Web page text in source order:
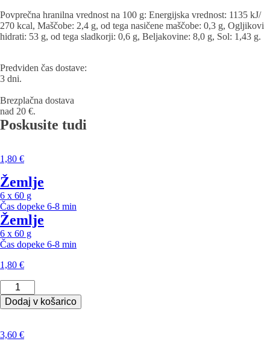
Povprečna hranilna vrednost na 100 g: Energijska vrednost: 1135 kJ/
270 kcal, Maščobe: 2,4 g, od tega nasičene maščobe: 0,3 g, Ogljikovi
hidrati: 53 g, od tega sladkorji: 0,6 g, Beljakovine: 8,0 g, Sol: 1,43 g.
Predviden čas dostave:
3 dni.
Brezplačna dostava
nad 20 €.
Poskusite tudi
1,80 €
Žemlje
6 x 60 g
Čas dopeke 6-8 min
Žemlje
6 x 60 g
Čas dopeke 6-8 min
1,80 €
Žemlje
količina
Dodaj v košarico
3,60 €